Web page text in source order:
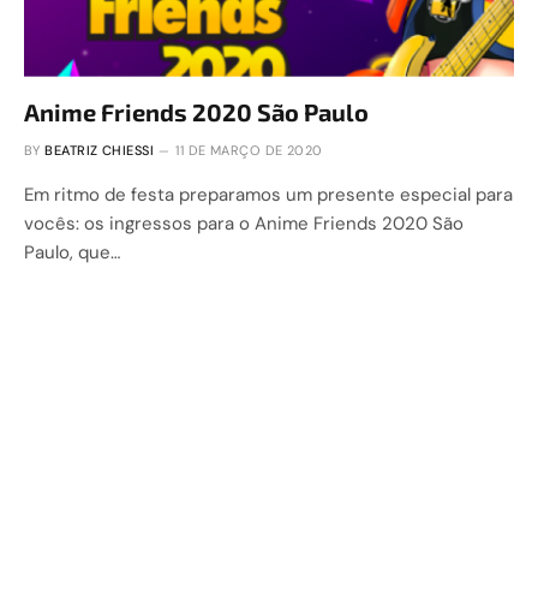
Anime Friends 2020 São Paulo
BY BEATRIZ CHIESSI 11 DE MARÇO DE 2020
Em ritmo de festa preparamos um presente especial para
vocês: os ingressos para o Anime Friends 2020 São
Paulo, que…